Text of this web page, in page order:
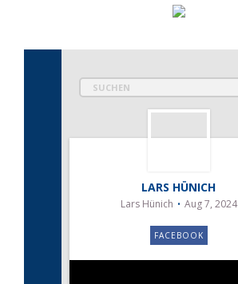
LARS HÜNICH
Lars Hünich Aug 7, 2024
FACEBOOK